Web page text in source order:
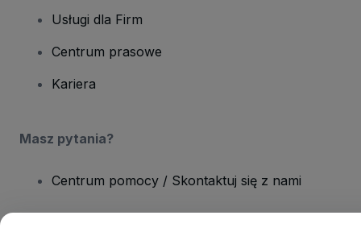
Usługi dla Firm
Centrum prasowe
Kariera
Masz pytania?
Centrum pomocy / Skontaktuj się z nami